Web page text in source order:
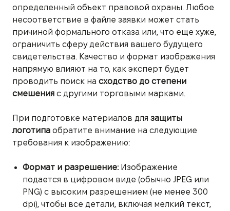
определенный объект правовой охраны. Любое
несоответствие в файле заявки может стать
причиной формального отказа или, что еще хуже,
ограничить сферу действия вашего будущего
свидетельства. Качество и формат изображения
напрямую влияют на то, как эксперт будет
проводить поиск на сходство до степени
смешения с другими торговыми марками.
При подготовке материалов для защиты
логотипа обратите внимание на следующие
требования к изображению:
Формат и разрешение:Изображение
подается в цифровом виде (обычно JPEG или
PNG) с высоким разрешением (не менее 300
dpi), чтобы все детали, включая мелкий текст,